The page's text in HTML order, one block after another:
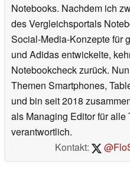
Notebooks. Nachdem ich
des Vergleichsportals
Social-Media-Konzepte für
und Adidas entwickelte,
Notebookcheck zurück.
Themen Smartphones,
und bin seit 2018
als Managing Editor für
verantwortlich.
Kontakt: